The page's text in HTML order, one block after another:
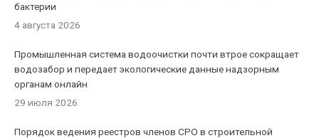
бактерии
4 августа 2026
Промышленная система водоочистки почти втрое сокращает
водозабор и передает экологические данные надзорным
органам онлайн
29 июля 2026
Порядок ведения реестров членов СРО в строительной